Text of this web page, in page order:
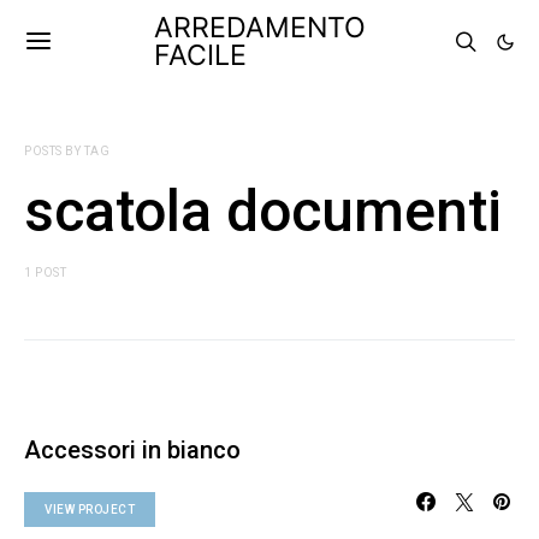
ARREDAMENTO
FACILE
POSTS BY TAG
scatola documenti
1 POST
Accessori in bianco
VIEW PROJECT